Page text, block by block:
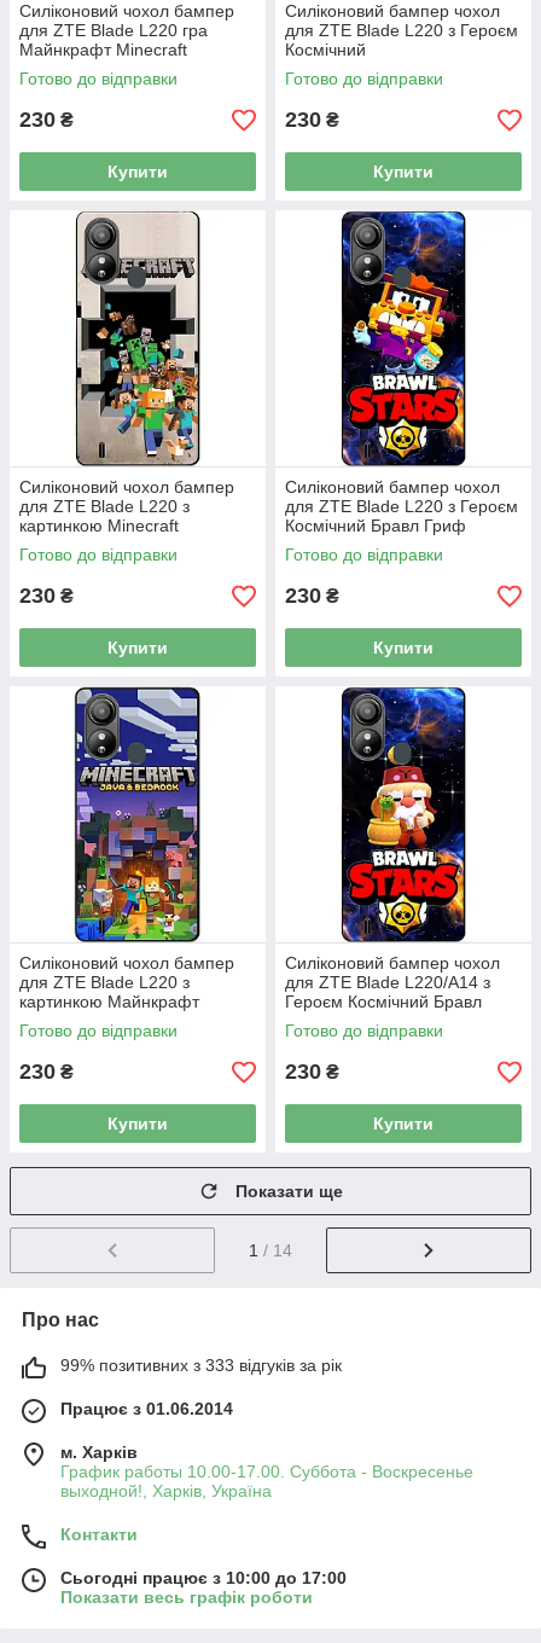
Силіконовий чохол бампер
для ZTE Blade L220 гра
Майнкрафт Minecraft
Готово до відправки
230 ₴
Купити
Силіконовий бампер чохол
для ZTE Blade L220 з Героєм
Космічний
Бравлійськийувальник Гавс
Готово до відправки
230 ₴
Купити
Силіконовий чохол бампер
для ZTE Blade L220 з
картинкою Minecraft
Майнкрафт
Готово до відправки
230 ₴
Купити
Силіконовий бампер чохол
для ZTE Blade L220 з Героєм
Космічний Бравл Гриф
Готово до відправки
230 ₴
Купити
Силіконовий чохол бампер
для ZTE Blade L220 з
картинкою Майнкрафт
Minecraft
Готово до відправки
230 ₴
Купити
Силіконовий бампер чохол
для ZTE Blade L220/A14 з
Героєм Космічний Бравл
Гейл
Готово до відправки
230 ₴
Купити
Показати ще
1 / 14
Про нас
99% позитивних з 333 відгуків за рік
Працює з 01.06.2014
м. Харків
График работы 10.00-17.00. Суббота - Воскресенье
выходной!, Харків, Україна
Контакти
Сьогодні працює з 10:00 до 17:00
Показати весь графік роботи